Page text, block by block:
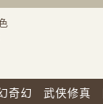
奇幻 武侠修真